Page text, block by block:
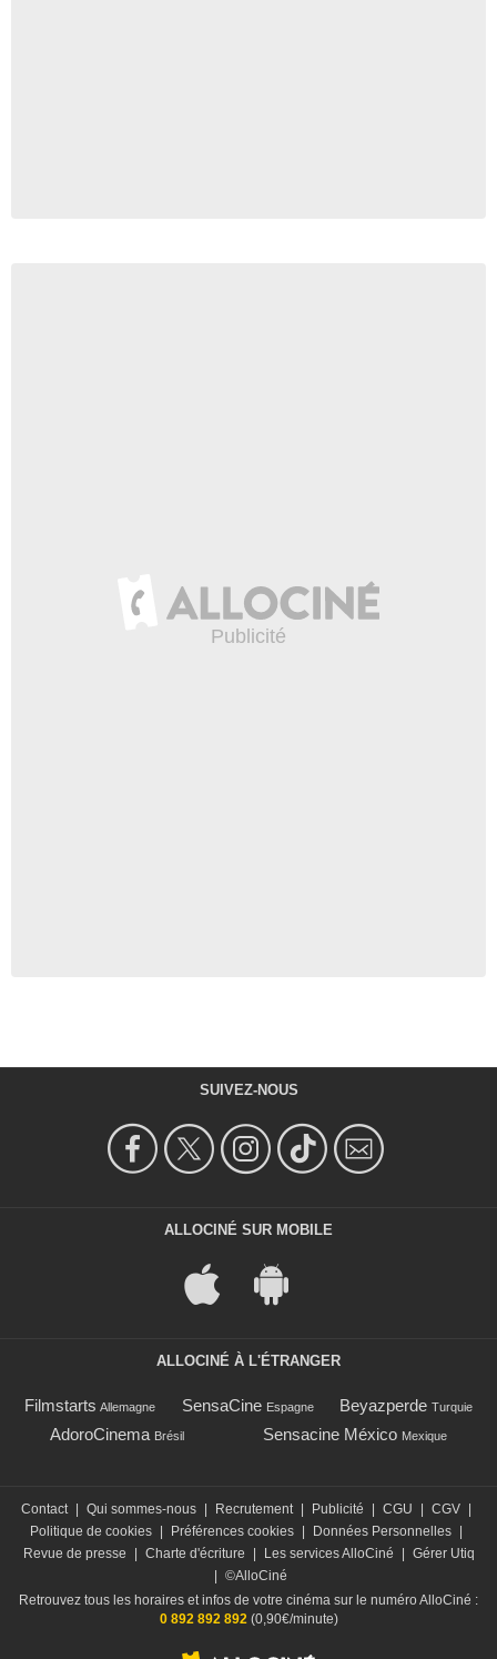
SUIVEZ-NOUS
ALLOCINÉ SUR MOBILE
ALLOCINÉ À L'ÉTRANGER
Filmstarts Allemagne SensaCine Espagne Beyazperde Turquie
AdoroCinema Brésil Sensacine México Mexique
Contact Qui sommes-nous Recrutement Publicité CGU CGV
Politique de cookies
Préférences cookies Données Personnelles
Revue de presse
Charte d'écriture Les services AlloCiné
Gérer Utiq
©AlloCiné
Retrouvez tous les horaires et infos de votre cinéma sur le numéro AlloCiné :
0 892 892 892(0,90€/minute)